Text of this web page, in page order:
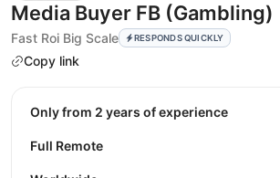
Media Buyer FB (Gambling)
Fast Roi Big Scale RESPONDS QUICKLY
Copy link
Only from 2 years of experience
Full Remote